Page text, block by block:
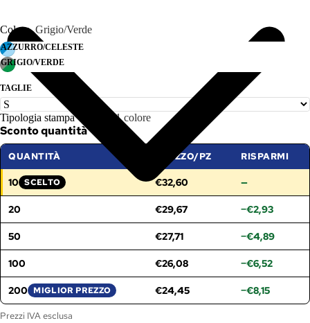
Tipologia stampa Stampa 1 colore
TAGLIE
Colore Grigio/Verde
AZZURRO/CELESTE
GRIGIO/VERDE
Sconto quantità
QUANTITÀ PREZZO/PZ RISPARMI
10 FASCIA SELEZIONATA:
SCELTO €32,60 —
20 €29,67 −€2,93
50 €27,71 −€4,89
100 €26,08 −€6,52
200 MIGLIOR PREZZO €24,45 −€8,15
Prezzi IVA esclusa